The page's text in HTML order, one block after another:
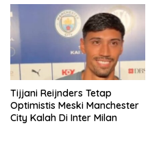
Tijjani Reijnders Tetap
Optimistis Meski Manchester
City Kalah Di Inter Milan